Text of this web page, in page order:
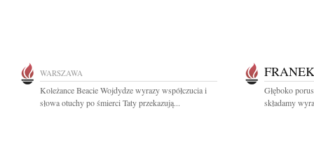
WARSZAWA
Koleżance Beacie Wojdydze wyrazy współczucia i
słowa otuchy po śmierci Taty przekazują...
FRANEK
Głęboko
składamy